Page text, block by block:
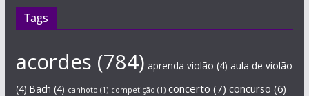
Tags
acordes (784) aprenda violão (4) aula de violão
(4) Bach (4) canhoto (1) competição (1) concerto (7) concurso (6)